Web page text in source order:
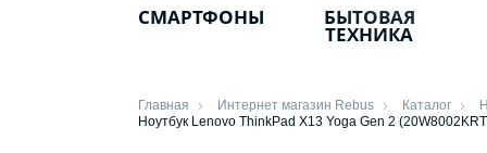
СМАРТФОНЫ БЫТОВАЯ
ТЕХНИКА
Главная Интернет магазин Rebus Каталог
Ноутбук Lenovo ThinkPad X13 Yoga Gen 2